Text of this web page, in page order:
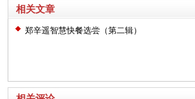
相关文章
郑辛遥智慧快餐选尝（第二辑）